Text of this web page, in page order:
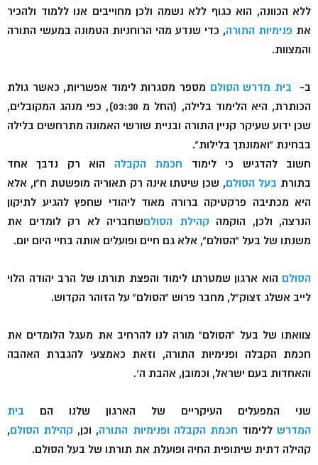
ללא הכוונה, הוא כגוף ללא נשמה ולכן מחוייבים אנו ללמוד ולהכיר
את פנימיות התורה, כדי שנדע מהי הרוחניות הטמונה במעשי התורה
והמצוות.
ב- בית מדרש הסולם מספר מסגרות לימוד אפשריות, כאשר גולת
הכותרת, היא הלימוד בלילה, (החל מ 03:30), כפי מנהג המקובלים,
שכן ידוע שעיקר קניין התורה ובניית שורשי האמונה מתרחשים בלילה
בבחינת “ואמונתך בלילות”.
חשוב להדגיש כי לימוד חכמת הקבלה הוא רק נדבך אחד
בתורת בעל הסולם, שכן שיטתו אינה רק תאוריה מופשטת ח”ו, אלא
היא מכתיבה פרקטיקה ברורה מאוד ליהודי שחפץ להגיע לתיקון
הנרצה, ולכן, הוקמה קהילת הסולםשחבריה לא רק לומדים את
משנתו של בעל “הסולם”, אלא גם חיים ופועלים אותה בחיי היום יום.
הסולם הוא ארגון שמטרתו לימוד והפצת תורתו של הרב יהודה הלוי
לייב אשלג זצוק”ל, מחבר פרוש “הסולם” על הזוהר הקדוש.
צוואתו של בעל “הסולם” מורה לנו להרחיב את מעגל הלומדים את
חכמת הקבלה ופנימיות התורה, וזאת כאמצעי להגברת האהבה
והאחדות בעם ישראל, וכמובן, אהבת ה’.
שני המפעלים העיקריים של הארגון שלנו הם בית
המדרש ללימוד חכמת הקבלה ופנימיות התורה, וכן, קהילת הסולם,
קהילה דתית שיתופית החיה ופועלת את תורתו של בעל הסולם.